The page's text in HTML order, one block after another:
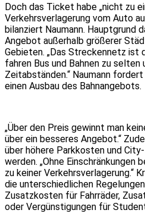
Doch das Ticket habe „nicht zu
Verkehrsverlagerung vom Auto
bilanziert Naumann. Hauptgrund
Angebot außerhalb größerer
Gebieten. „Das Streckennetz ist
fahren Bus und Bahnen zu selten
Zeitabständen.“ Naumann
einen Ausbau des Bahnangebots.
„Über den Preis gewinnt man
über ein besseres Angebot.“
über höhere Parkkosten und
werden. „Ohne Einschränkungen
zu keiner Verkehrsverlagerung.“
die unterschiedlichen
Zusatzkosten für Fahrräder,
oder Vergünstigungen für